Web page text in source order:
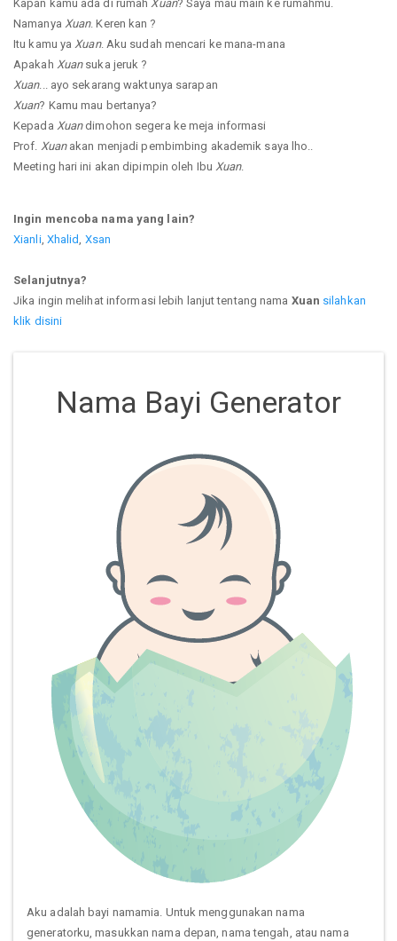
Kapan kamu ada di rumah Xuan? Saya mau main ke rumahmu.
Namanya Xuan. Keren kan ?
Itu kamu ya Xuan. Aku sudah mencari ke mana-mana
Apakah Xuansuka jeruk ?
Xuan... ayo sekarang waktunya sarapan
Xuan? Kamu mau bertanya?
Kepada Xuandimohon segera ke meja informasi
Prof. Xuanakan menjadi pembimbing akademik saya lho..
Meeting hari ini akan dipimpin oleh Ibu Xuan.
Ingin mencoba nama yang lain?
Xianli, Xhalid Xsan
Selanjutnya?
Jika ingin melihat informasi lebih lanjut tentang nama Xuan silahkan
klik disini
Nama Bayi Generator
Aku adalah bayi namamia. Untuk menggunakan nama
generatorku, masukkan nama depan, nama tengah, atau nama